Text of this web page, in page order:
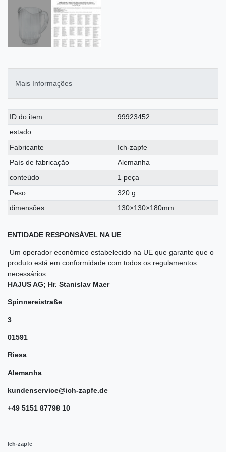
Mais Informações
Ceres::Template.singleItemTechnicalDataAttribute
Ceres::Template.singleItemTechnicalDataValue
ID do item
99923452
estado
Fabricante
Ich-zapfe
País de fabricação
Alemanha
conteúdo
1 peça
Peso
320 g
dimensões
130×130×180mm
ENTIDADE RESPONSÁVEL NA UE
Um operador económico estabelecido na UE que garante que o
produto está em conformidade com todos os regulamentos
necessários.
HAJUS AG; Hr. Stanislav Maer
Spinnereistraße
3
01591
Riesa
Alemanha
kundenservice@ich-zapfe.de
+49 5151 87798 10
Ich-zapfe